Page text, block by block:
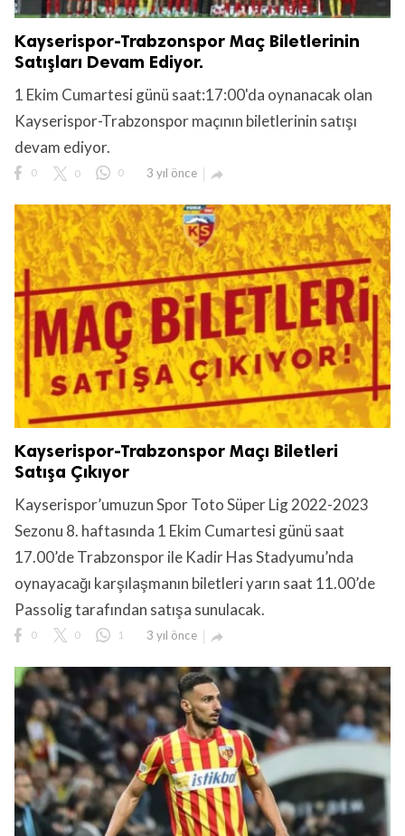
Kayserispor-Trabzonspor Maç Biletlerinin
Satışları Devam Ediyor.
1 Ekim Cumartesi günü saat:17:00'da oynanacak olan
Kayserispor-Trabzonspor maçının biletlerinin satışı
devam ediyor.
0 0 0 3 yıl önce 
Kayserispor-Trabzonspor Maçı Biletleri
Satışa Çıkıyor
Kayserispor’umuzun Spor Toto Süper Lig 2022-2023
Sezonu 8. haftasında 1 Ekim Cumartesi günü saat
17.00’de Trabzonspor ile Kadir Has Stadyumu’nda
oynayacağı karşılaşmanın biletleri yarın saat 11.00’de
Passolig tarafından satışa sunulacak.
0 0 1 3 yıl önce 